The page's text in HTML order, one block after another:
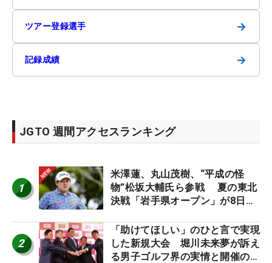
ツアー登録選手 →
記録成績 →
JGTO 週間アクセスランキング
1
米澤蓮、丸山茂樹、“平成の怪
物”松坂大輔氏ら参戦 夏の東北
決戦「岩手県オープン」が8日開
2
「助けてほしい」のひと言で実現
した新規大会 堀川未来夢が訴え
る男子ゴルフ界の実情と開催の舞